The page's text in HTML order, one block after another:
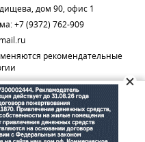
дом 90, офис 1
+7 (9372) 762-909
рекомендательные